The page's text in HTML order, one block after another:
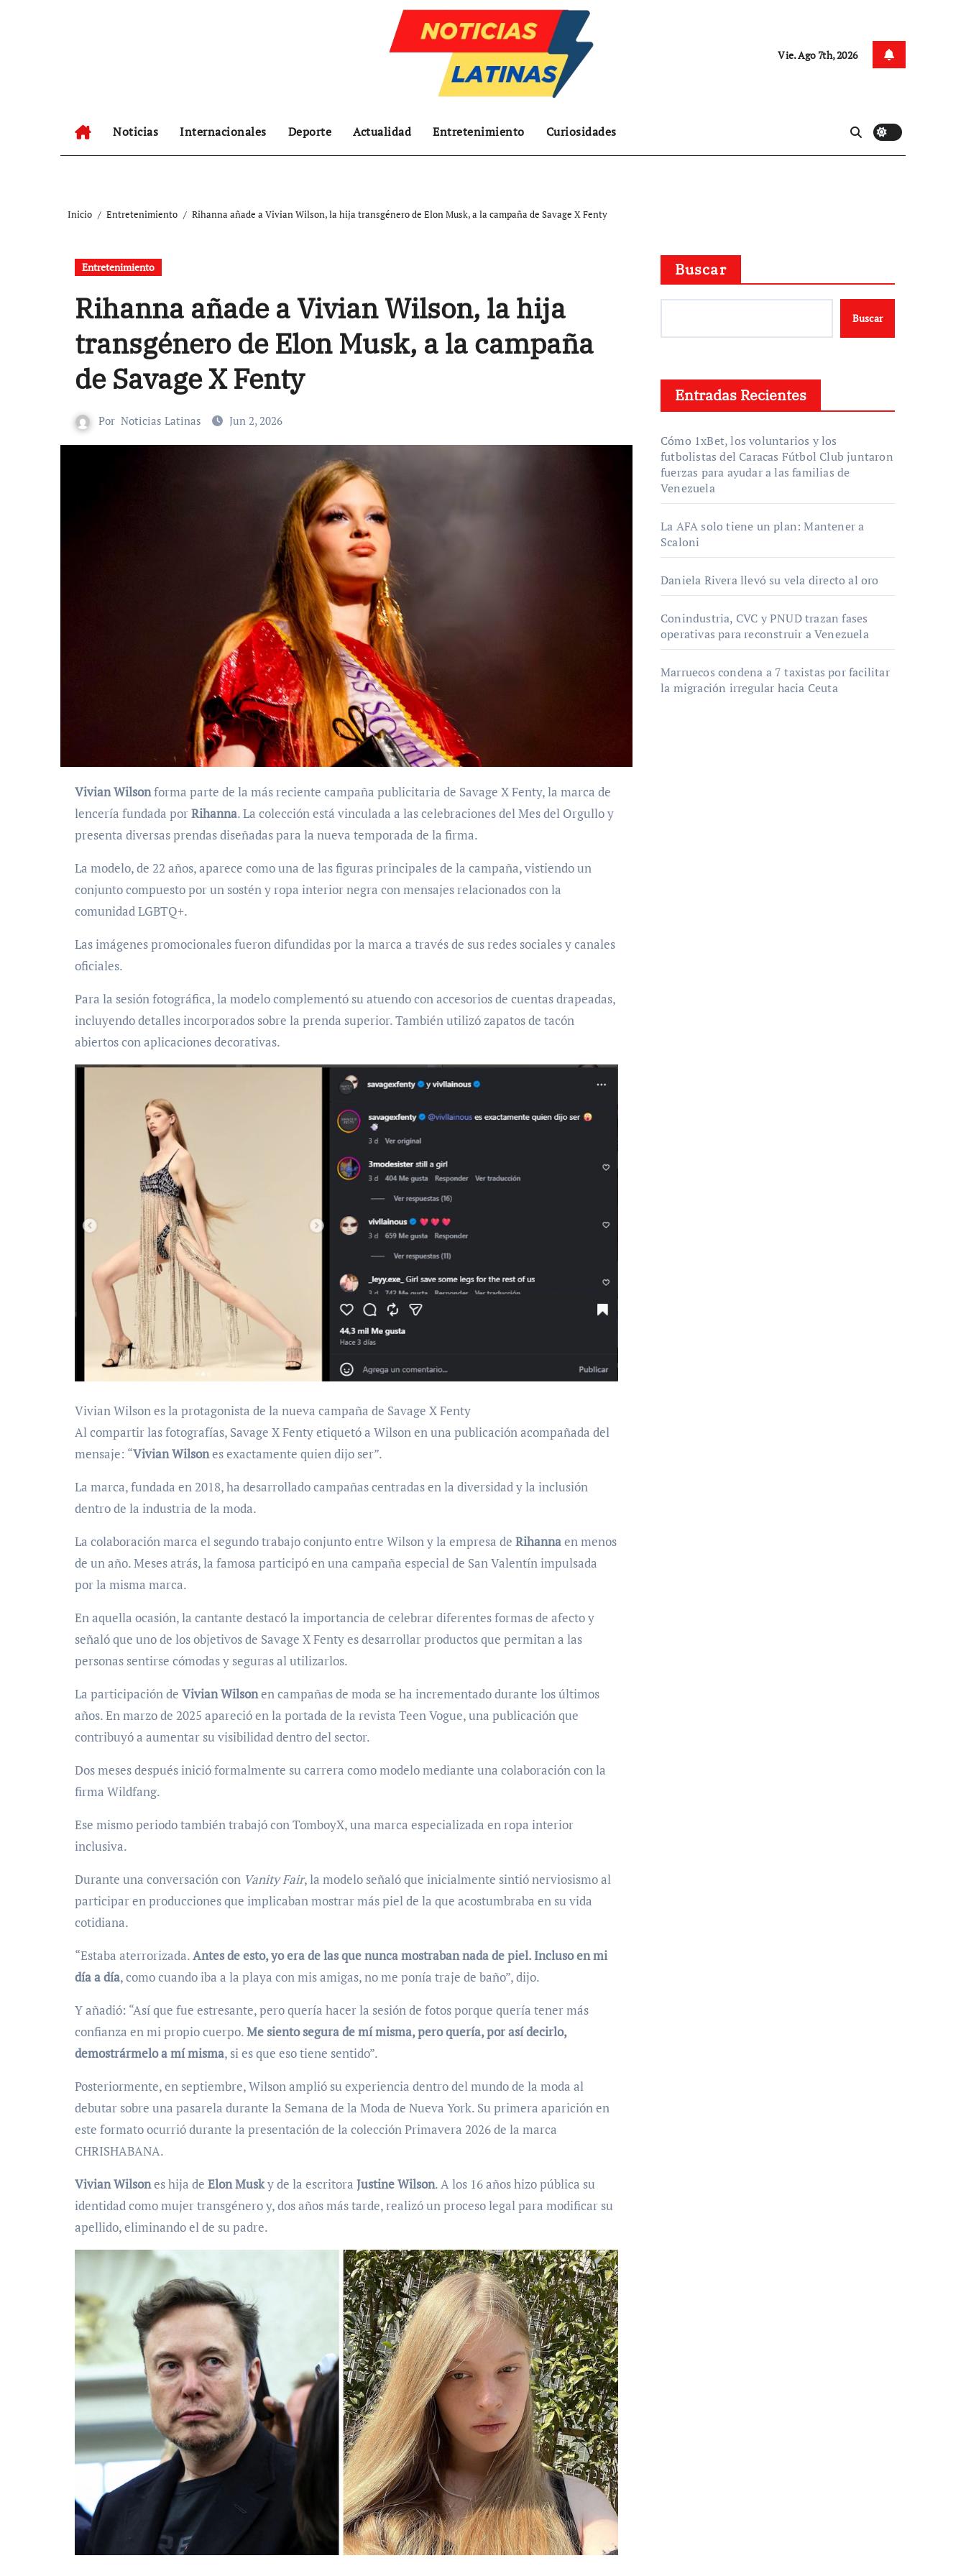
Vie. Ago 7th, 2026
Noticias Internacionales Deporte Actualidad Entretenimiento Curiosidades
Inicio Entretenimiento Rihanna añade a Vivian Wilson, la hija transgénero de Elon Musk, a la campaña de Savage X Fenty
Entretenimiento
Rihanna añade a Vivian Wilson, la hija
transgénero de Elon Musk, a la campaña
de Savage X Fenty
Por Noticias Latinas Jun 2, 2026
Vivian Wilsonforma parte de la más reciente campaña publicitaria de Savage X Fenty, la marca de
lencería fundada porRihanna. La colección está vinculada a las celebraciones del Mes del Orgullo y
presenta diversas prendas diseñadas para la nueva temporada de la firma.
La modelo, de 22 años, aparece como una de las figuras principales de la campaña, vistiendo un
conjunto compuesto por un sostén y ropa interior negra con mensajes relacionados con la
comunidad LGBTQ+.
Las imágenes promocionales fueron difundidas por la marca a través de sus redes sociales y canales
oficiales.
Para la sesión fotográfica, la modelo complementó su atuendo con accesorios de cuentas drapeadas,
incluyendo detalles incorporados sobre la prenda superior. También utilizó zapatos de tacón
abiertos con aplicaciones decorativas.
Vivian Wilson es la protagonista de la nueva campaña de Savage X Fenty
Al compartir las fotografías, Savage X Fenty etiquetó a Wilson en una publicación acompañada del
mensaje: “Vivian Wilsones exactamente quien dijo ser”.
La marca, fundada en 2018, ha desarrollado campañas centradas en la diversidad y la inclusión
dentro de la industria de la moda.
La colaboración marca el segundo trabajo conjunto entre Wilson y la empresa de Rihannaen menos
de un año. Meses atrás, la famosa participó en una campaña especial de San Valentín impulsada
por la misma marca.
En aquella ocasión, la cantante destacó la importancia de celebrar diferentes formas de afecto y
señaló que uno de los objetivos de Savage X Fenty es desarrollar productos que permitan a las
personas sentirse cómodas y seguras al utilizarlos.
La participación de Vivian Wilsonen campañas de moda se ha incrementado durante los últimos
años. En marzo de 2025 apareció en la portada de la revista Teen Vogue, una publicación que
contribuyó a aumentar su visibilidad dentro del sector.
Dos meses después inició formalmente su carrera como modelo mediante una colaboración con la
firma Wildfang.
Ese mismo periodo también trabajó con TomboyX, una marca especializada en ropa interior
inclusiva.
Durante una conversación con Vanity Fair, la modelo señaló que inicialmente sintió nerviosismo al
participar en producciones que implicaban mostrar más piel de la que acostumbraba en su vida
cotidiana.
“Estaba aterrorizada.Antes de esto, yo era de las que nunca mostraban nada de piel. Incluso en mi
día a día, como cuando iba a la playa con mis amigas, no me ponía traje de baño”, dijo.
Y añadió: “Así que fue estresante, pero quería hacer la sesión de fotos porque quería tener más
confianza en mi propio cuerpo.Me siento segura de mí misma, pero quería, por así decirlo,
demostrármelo a mí misma, si es que eso tiene sentido”.
Posteriormente, en septiembre, Wilson amplió su experiencia dentro del mundo de la moda al
debutar sobre una pasarela durante la Semana de la Moda de Nueva York. Su primera aparición en
este formato ocurrió durante la presentación de la colección Primavera 2026 de la marca
CHRISHABANA.
Vivian Wilsones hija de Elon Musky de la escritora Justine Wilson. A los 16 años hizo pública su
identidad como mujer transgénero y, dos años más tarde, realizó un proceso legal para modificar su
apellido, eliminando el de su padre.
Buscar
Buscar
Entradas Recientes
Cómo 1xBet, los voluntarios y los
futbolistas del Caracas Fútbol Club juntaron
fuerzas para ayudar a las familias de
Venezuela
La AFA solo tiene un plan: Mantener a
Scaloni
Daniela Rivera llevó su vela directo al oro
Conindustria, CVC y PNUD trazan fases
operativas para reconstruir a Venezuela
Marruecos condena a 7 taxistas por facilitar
la migración irregular hacia Ceuta